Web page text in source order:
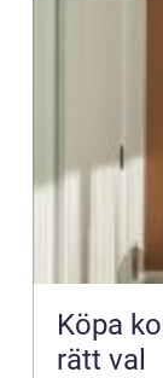
Köpa
rätt val